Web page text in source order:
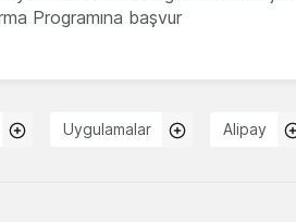
Programına başvur
Uygulamalar Alipay